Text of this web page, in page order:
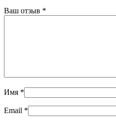
Ваш отзыв *
Имя *
Email *